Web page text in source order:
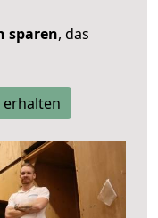
sparen, das
erhalten